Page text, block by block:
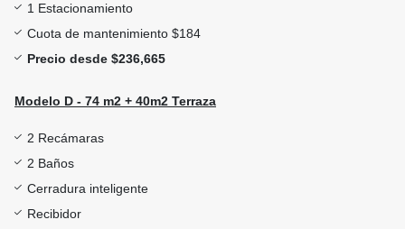
1 Estacionamiento
Cuota de mantenimiento $184
Precio desde $236,665
Modelo D - 74 m2 + 40m2 Terraza
2 Recámaras
2 Baños
Cerradura inteligente
Recibidor